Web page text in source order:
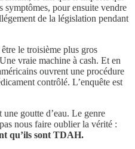
symptômes, pour ensuite vendre
de la législation pendant
le troisième plus gros
vraie machine à cash. Et en
ouvrent une procédure
contrôlé. L’enquête est
goutte d’eau. Le genre
nous faire oublier la vérité :
qu’ils sont TDAH.